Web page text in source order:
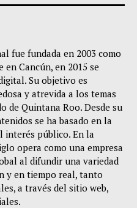
fue fundada en 2003 como
Cancún, en 2015 se
Su objetivo es
y atrevida a los temas
de Quintana Roo. Desde su
se ha basado en la
interés público. En la
opera como una empresa
al difundir una variedad
y en tiempo real, tanto
a través del sitio web,